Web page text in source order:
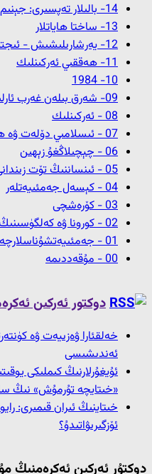
14- بالىلار تەپسىرى: جېنىم كىتابىم قۇرئان
13- ﺳﺎﺧﺘﺎ ﮪﺎﻳﺎﺗﻼﺭ
12- ﻳﻪﺭﺷﺎﺭﯨﻠﯩﺸﯩﺶ - ﺋﯩﺠﺘﯩﻤﺎﺋﯩﻲ ﺋﺎﻗﯩﯟﻩﺗﻠﯩﺮﻯ
11- ﮪﻪﻗﻘﯩﻲ ﺋﻪﺭﻛﯩﻨﻠﯩﻚ
10- 1984
09- شەرق بىلەن غەرب ئارلىقىدا ئىسلام
08 - ﺋﻪﺭﻛﯩﻨﻠﯩﻚ
07 - ئىسلامىي دۆلەت ۋە ھاكىمىيەت شەكلى
06 - چېچىلاڭغۇ زېھىن
05 - ئىنساننىڭ تۆت زىندانى
04 - كېسەل جەمئىيەتلەر
03 - كۆرەشچى
02 - كورونا ۋە كەلگۈسىنىڭ دۇنياسى
01 - جەمئىيەتشۇناسلارچە پىكىر قىلماق
00 - مۇقەددىمە
دوكتور ئەركىن
ئەندىشىسى
ئۇيغۇرلارنىڭ كىملىكى
«خىتايچە تۇرمۇش» نىڭ
خىتاينىڭ ئىران قىمىرى:
ئۆزگىرىۋاتىدۇ؟
دوكتۇر ئەركىن ئەكرەمنىڭ